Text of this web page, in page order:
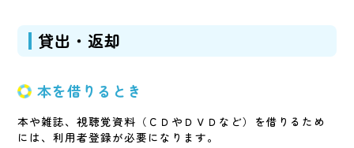
貸出・返却
本を借りるとき
本や雑誌、視聴覚資料（ＣＤやＤＶＤなど）を借りるため
には、利用者登録が必要になります。